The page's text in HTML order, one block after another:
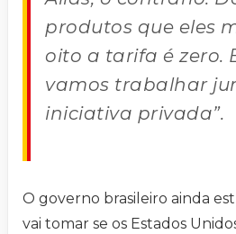
produtos que eles
oito a tarifa é zero.
vamos trabalhar
iniciativa privada”.
O governo brasileiro ainda
vai tomar se os Estados